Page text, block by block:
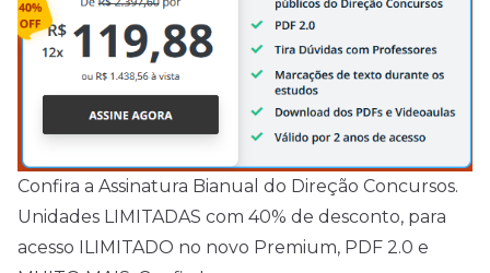
Confira a Assinatura Bianual do Direção Concursos.
Unidades LIMITADAS com 40% de desconto, para
acesso ILIMITADO no novo Premium, PDF 2.0 e